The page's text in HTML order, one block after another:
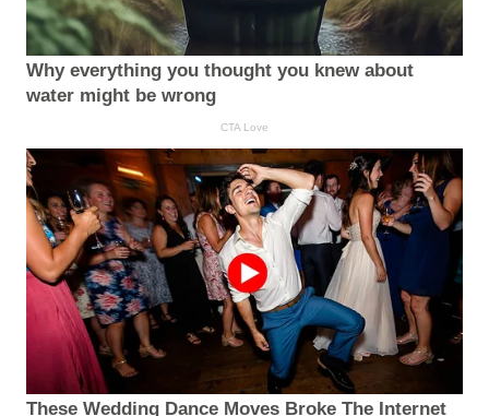
Why everything you thought you knew about
water might be wrong
CTA Love
These Wedding Dance Moves Broke The Internet